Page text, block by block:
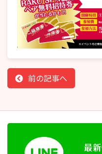
前の記事へ